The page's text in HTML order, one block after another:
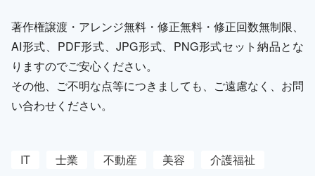
著作権譲渡・アレンジ無料・修正無料・修正回数無制限、
AI形式、PDF形式、JPG形式、PNG形式セット納品とな
りますのでご安心ください。
その他、ご不明な点等につきましても、ご遠慮なく、お問
い合わせください。
IT 士業 不動産 美容
介護福祉